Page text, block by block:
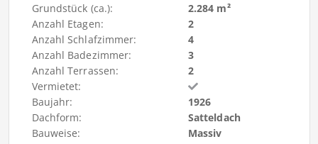
Grundstück (ca.):
2.284 m²
Anzahl Etagen:
2
Anzahl Schlafzimmer:
4
Anzahl Badezimmer:
3
Anzahl Terrassen:
2
Vermietet:
Baujahr:
1926
Dachform:
Satteldach
Bauweise:
Massiv